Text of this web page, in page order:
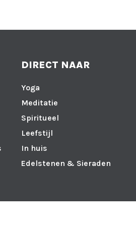
DIRECT NAAR
Yoga
Meditatie
Spiritueel
Leefstijl
In huis
Edelstenen & Sieraden